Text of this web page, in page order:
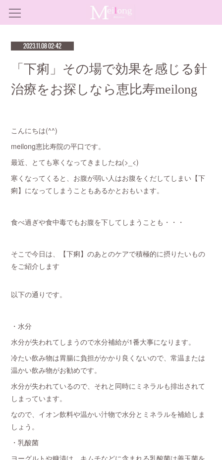
2023.11.08 02:42
「下痢」その場で効果を感じる針
治療をお探しなら恵比寿meilong
こんにちは(^^)
meilong恵比寿院の平口です。
最近、とても寒くなってきましたね(>_<)
寒くなってくると、お腹が弱い人はお腹をくだしてしまい【下
痢】になってしまうこともあるかとおもいます。
食べ過ぎや食中毒でもお腹を下してしまうことも・・・
そこで今日は、【下痢】のあとのケアで積極的に摂りたいもの
をご紹介します
以下の通りです。
・水分
水分が失われてしまうので水分補給が1番大事になります。
冷たい飲み物は胃腸に負担がかかり良くないので、常温または
温かい飲み物がお勧めです。
水分が失われているので、それと同時にミネラルも排出されて
しまっています。
なので、イオン飲料や温かい汁物で水分とミネラルを補給しま
しょう。
・乳酸菌
ヨーグルトや糠漬け、キムチなどに含まれる乳酸菌は善玉菌を